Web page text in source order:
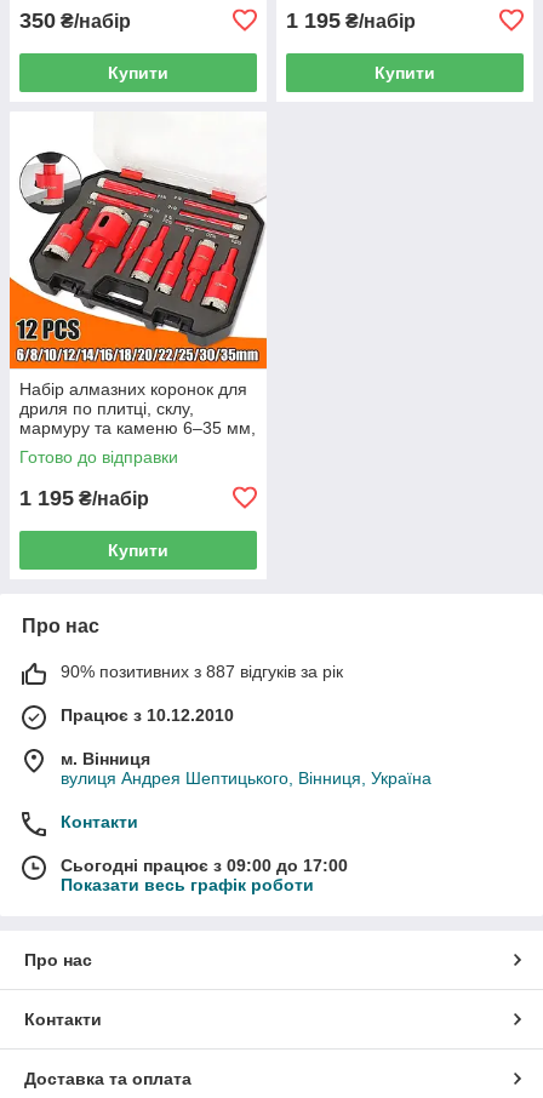
350 ₴/набір
Купити
1 195 ₴/набір
Купити
Набір алмазних коронок для
дриля по плитці, склу,
мармуру та каменю 6–35 мм,
12 шт. у кейсі
Готово до відправки
1 195 ₴/набір
Купити
Про нас
90% позитивних з 887 відгуків за рік
Працює з 10.12.2010
м. Вінниця
вулиця Андрея Шептицького, Вінниця, Україна
Контакти
Сьогодні працює з 09:00 до 17:00
Показати весь графік роботи
Про нас
Контакти
Доставка та оплата